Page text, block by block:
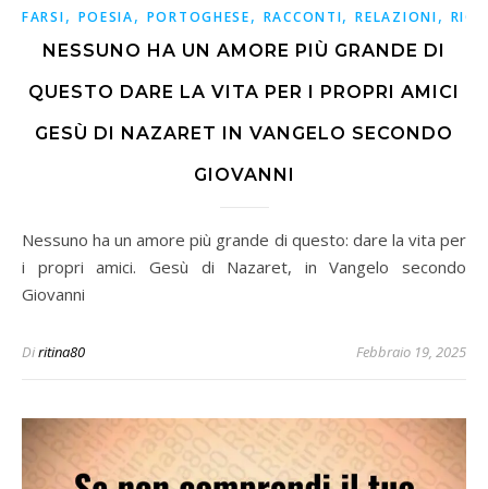
FARSI, POESIA, PORTOGHESE, RACCONTI,RELAZIONI,
NESSUNO HA UN AMORE PIÙ GRANDE DI
QUESTO DARE LA VITA PER I PROPRI AMICI
GESÙ DI NAZARET IN VANGELO SECONDO
GIOVANNI
Nessuno ha un amore più grande di questo: dare la vita per
i propri amici. Gesù di Nazaret, in Vangelo secondo
Giovanni
Diritina80 Febbraio 19, 2025